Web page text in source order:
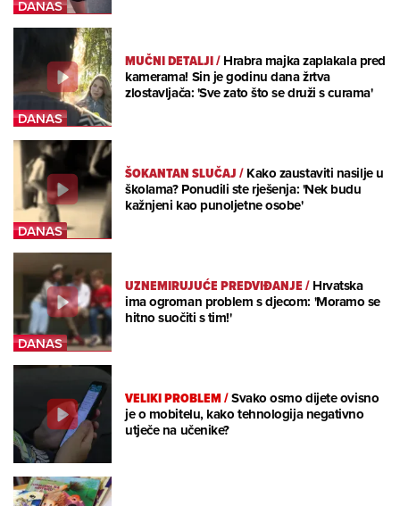
MUČNI DETALJI/Hrabra majka zaplakala pred
kamerama! Sin je godinu dana žrtva
zlostavljača: 'Sve zato što se druži s curama'
ŠOKANTAN SLUČAJ/Kako zaustaviti nasilje u
školama? Ponudili ste rješenja: 'Nek budu
kažnjeni kao punoljetne osobe'
UZNEMIRUJUĆE PREDVIĐANJE/Hrvatska
ima ogroman problem s djecom: 'Moramo se
hitno suočiti s tim!'
VELIKI PROBLEM/Svako osmo dijete ovisno
je o mobitelu, kako tehnologija negativno
utječe na učenike?